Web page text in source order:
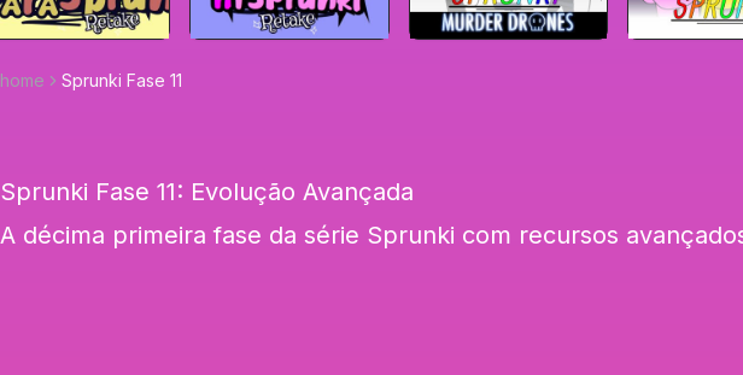
home Sprunki Fase 11
Sprunki Fase 11: Evolução Avançada
A décima primeira fase da série Sprunki com recursos